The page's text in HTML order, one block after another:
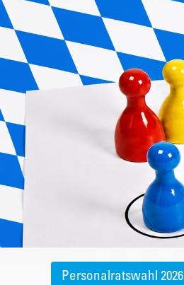
Personalratswahl 2026